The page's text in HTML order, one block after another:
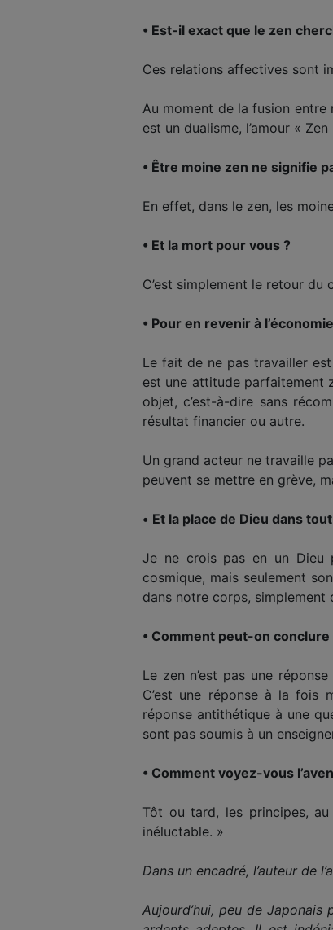
• Est-il exact que le zen
Ces relations affectives sont
Au moment de la fusion entre
est un dualisme, l’amour «
• Être moine zen ne signifie
En effet, dans le zen, les
• Et la mort pour vous ?
C’est simplement le retour du
• Pour en revenir à
Le fait de ne pas travailler
est une attitude parfaitement
objet, c’est-à-dire sans
résultat financier ou autre.
Un grand acteur ne travaille
peuvent se mettre en grève,
• Et la place de Dieu dans
Je ne crois pas en un Dieu
cosmique, mais seulement
dans notre corps, simplement
• Comment peut-on
Le zen n’est pas une
C’est une réponse à la fois
réponse antithétique à une
sont pas soumis à un
• Comment voyez-vous
Tôt ou tard, les principes,
inéluctable. »
Dans un encadré, l’auteur de
Aujourd’hui, peu de